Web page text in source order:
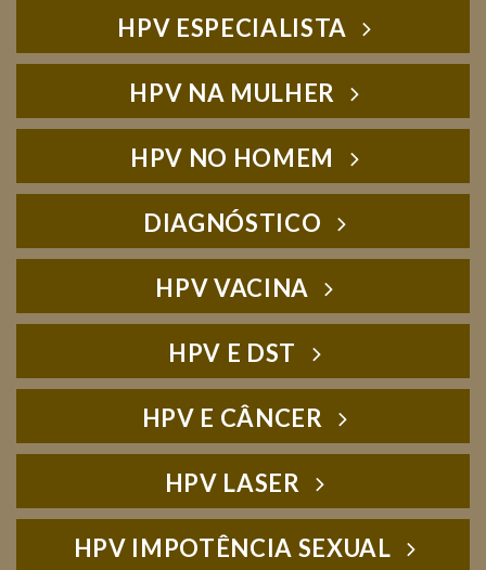
HPV ESPECIALISTA
HPV NA MULHER
HPV NO HOMEM
DIAGNÓSTICO
HPV VACINA
HPV E DST
HPV E CÂNCER
HPV LASER
HPV IMPOTÊNCIA SEXUAL